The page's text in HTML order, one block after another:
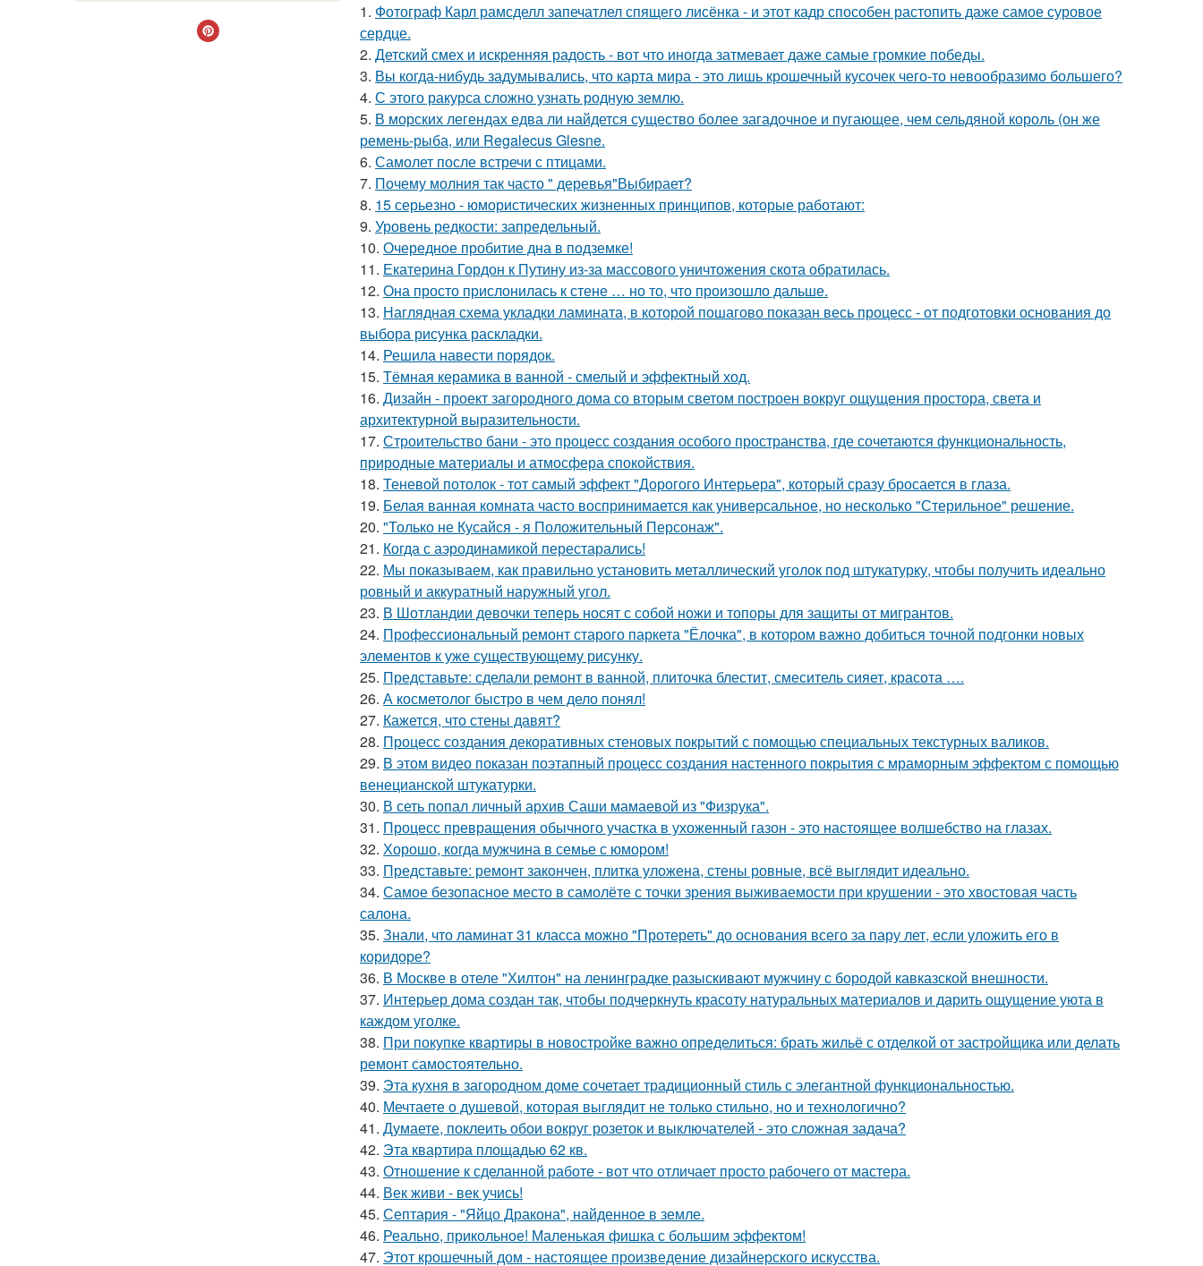
1. Фотограф Карл рамсделл запечатлел спящего лисёнка - и этот кадр способен растопить даже самое суровое
сердце.
2. Детский смех и искренняя радость - вот что иногда затмевает даже самые громкие победы.
3. Вы когда-нибудь задумывались, что карта мира - это лишь крошечный кусочек чего-то невообразимо большего?
4. С этого ракурса сложно узнать родную землю.
5. В морских легендах едва ли найдется существо более загадочное и пугающее, чем сельдяной король (он же
ремень-рыба, или Regalecus Glesne.
6. Самолет после встречи с птицами.
7. Почему молния так часто " деревья"Выбирает?
8. 15 серьезно - юмористических жизненных принципов, которые работают:
9. Уровень редкости: запредельный.
10. Очередное пробитие дна в подземке!
11. Екатерина Гордон к Путину из-за массового уничтожения скота обратилась.
12. Она просто прислонилась к стене … но то, что произошло дальше.
13. Наглядная схема укладки ламината, в которой пошагово показан весь процесс - от подготовки основания до
выбора рисунка раскладки.
14. Решила навести порядок.
15. Тёмная керамика в ванной - смелый и эффектный ход.
16. Дизайн - проект загородного дома со вторым светом построен вокруг ощущения простора, света и
архитектурной выразительности.
17. Строительство бани - это процесс создания особого пространства, где сочетаются функциональность,
природные материалы и атмосфера спокойствия.
18. Теневой потолок - тот самый эффект "Дорогого Интерьера", который сразу бросается в глаза.
19. Белая ванная комната часто воспринимается как универсальное, но несколько "Стерильное" решение.
20. "Только не Кусайся - я Положительный Персонаж".
21. Когда с аэродинамикой перестарались!
22. Мы показываем, как правильно установить металлический уголок под штукатурку, чтобы получить идеально
ровный и аккуратный наружный угол.
23. В Шотландии девочки теперь носят с собой ножи и топоры для защиты от мигрантов.
24. Профессиональный ремонт старого паркета "Ёлочка", в котором важно добиться точной подгонки новых
элементов к уже существующему рисунку.
25. Представьте: сделали ремонт в ванной, плиточка блестит, смеситель сияет, красота ….
26. А косметолог быстро в чем дело понял!
27. Кажется, что стены давят?
28. Процесс создания декоративных стеновых покрытий с помощью специальных текстурных валиков.
29. В этом видео показан поэтапный процесс создания настенного покрытия с мраморным эффектом с помощью
венецианской штукатурки.
30. В сеть попал личный архив Саши мамаевой из "Физрука".
31. Процесс превращения обычного участка в ухоженный газон - это настоящее волшебство на глазах.
32. Хорошо, когда мужчина в семье с юмором!
33. Представьте: ремонт закончен, плитка уложена, стены ровные, всё выглядит идеально.
34. Самое безопасное место в самолёте с точки зрения выживаемости при крушении - это хвостовая часть
салона.
35. Знали, что ламинат 31 класса можно "Протереть" до основания всего за пару лет, если уложить его в
коридоре?
36. В Москве в отеле "Хилтон" на ленинградке разыскивают мужчину с бородой кавказской внешности.
37. Интерьер дома создан так, чтобы подчеркнуть красоту натуральных материалов и дарить ощущение уюта в
каждом уголке.
38. При покупке квартиры в новостройке важно определиться: брать жильё с отделкой от застройщика или делать
ремонт самостоятельно.
39. Эта кухня в загородном доме сочетает традиционный стиль с элегантной функциональностью.
40. Мечтаете о душевой, которая выглядит не только стильно, но и технологично?
41. Думаете, поклеить обои вокруг розеток и выключателей - это сложная задача?
42. Эта квартира площадью 62 кв.
43. Отношение к сделанной работе - вот что отличает просто рабочего от мастера.
44. Век живи - век учись!
45. Септария - "Яйцо Дракона", найденное в земле.
46. Реально, прикольное! Маленькая фишка с большим эффектом!
47. Этот крошечный дом - настоящее произведение дизайнерского искусства.